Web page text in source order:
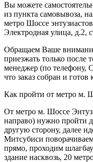
Вы можете
из пункта самовывоза,
метро Шоссе
Электродная улица, д.2,
Обращаем Ваше
приезжать только после
менеджер (по телефону,
что заказ собран и готов
Как пройти от метро м.
От метро м. Шоссе
направо) нужно пройти
другую сторону, далее
Митсубиси
прямо, проходим
здание насквозь, 20